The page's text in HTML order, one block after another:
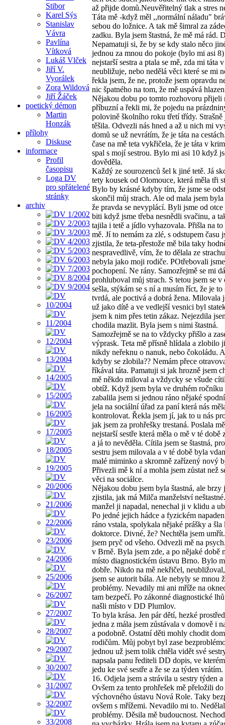
Stibor
Karel Sýs
Stanislav
Vávra
Pavlína
Vítková
Lukáš Vlček
Jiří V.
Vyorálek
Zora Wildová
Jiří Žáček
poetický démon
Martin
Honzák
přílohy
Diskuse
informace
Profil
časopisu
Loga DV
pro spřátelené
stránky
archiv
až přijde domů.Neuvěřitelný tlak a stres
Táta mě -když měl ,,normální náladu"
sebou do ložnice. A tak mě šimral za
zadku. Byla jsem štastná, že mě má rád.
Nepamatuji si, že by se kdy stalo něco
jednou za mnou do pokoje (bylo mi asi
nejstarší sestra a ptala se mě, zda mi táta
neubližuje, nebo nedělá věci které se mi
řekla jsem, že ne, protože jsem opravdu
nic špatného na tom, že mě uspává
Nějakou dobu po tomto rozhovoru přijeli
příbuzní a řekli mi, že pojedu na
polovině školního roku třetí třídy. Strašně
těšila. Odvezli nás hned a až u nich mi
domů se už nevrátím, že je táta na
čase na mě teta vykřičela, že je táta v
spal s mojí sestrou. Bylo mi asi 10 když
dověděla.
Každý ze sourozenců šel k jiné tetě. Já
tety kousek od Olomouce, která měla tři
Bylo by krásné kdyby tím, že jsme se
skončil můj strach. Ale od mala jsem byla
že pravda se nevyplácí. Byli jsme od otce
biti když jsme třeba nesnědli svačinu, a
tajila i tetě a jídlo vyhazovala. Přišla na to
mě. Jí to nemám za zlé, s odstupem času
zjistila, že teta-přestože mě bila taky
nespravedlivě, vím, že to dělala ze
nebyla jako moji rodiče. POtřebovali
pochopení. Ne rány. Samozřejmě se mi
prohluboval můj strach. S tetou jsem se v
sešla, stýkám se s ní a musím říct, že je to
tvrdá, ale poctivá a dobrá žena. Milovala
už jako dítě a ve vedlejší vesnici byl
jsem k nim přes tetin zákaz. Nejezdila
chodila mazlit. Byla jsem s nimi štastná.
Samozřejmě se na to vždycky přišlo a
výprask. Teta mě přísně hlídala a zlobilo
nikdy neřeknu o nanuk, nebo čokoládu.
kdyby se zlobila?? Nemám přece
říkával táta. Pamatuji si jak hrozně jsem
mě někdo miloval a vždycky se všude
obtíž. Když jsem byla ve druhém
zabalila jsem si jednou ráno nějaké
jela na sociální úřad za paní která nás
kontrolovat. Řekla jsem jí, jak to u nás
jak jsem za prohřešky trestaná. Poslala
nejstarší sestře která měla o mě v té době
a já to nevěděla. Cítila jsem se štastná,
sestru jsem milovala a v té době byla
malé miminko a skromně zařízený nový
Přivezli mě k ní a mohla jsem zůstat než
věci na sociálce.
Nějakou dobu jsem byla štastná, ale brzy
zjistila, jak má Milča manželství
manžel ji napadal, nenechal ji v klidu a
Po jedné jejich hádce a fyzickém
ráno vstala, spolykala nějaké prášky a šla
doktorce. Divné, že? Nechtěla jsem
jsem pryč od všeho. Odvezli mě na
v Brně. Byla jsem zde, a po nějaké době
místo diagnostickém ústavu Brno. Bylo
dobře. Nikdo na mě nekřičel,
jsem se autorit bála. Ale nebyly se mnou
problémy. Nevadily mi ani mříže na
tam bezpečí. Po zákonné diagnostické
našli místo v DD Plumlov.
To byla krása. Jen pár dětí, hezké
jedna z mála jsem zůstávala v domově i
a podobně. Ostatní děti mohly chodit
rodičům. Můj pobyt byl zase
jednou už jsem tolik chtěla vidět své
napsala panu řediteli DD dopis, ve
jedu ke své sestře a že se za týden
16. Odjela jsem a strávila u sestry týden
Ovšem za tento prohřešek mě přeložili do
výchovného ústavu Nová Role. Taky
ovšem s mřížemi. Nevadilo mi to.
problémy. Děsila mě budoucnost.